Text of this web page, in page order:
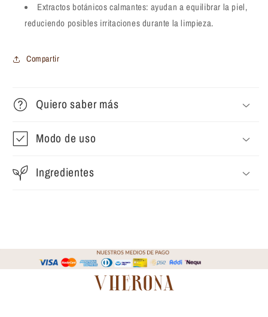
Extractos botánicos calmantes: ayudan a equilibrar la piel,
reduciendo posibles irritaciones durante la limpieza.
Compartir
Quiero saber más
Modo de uso
Ingredientes